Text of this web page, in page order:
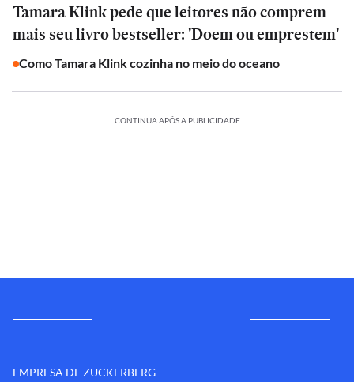
Tamara Klink pede que leitores não comprem
mais seu livro bestseller: 'Doem ou emprestem'
Como Tamara Klink cozinha no meio do oceano
CONTINUA APÓS A PUBLICIDADE
EMPRESA DE ZUCKERBERG